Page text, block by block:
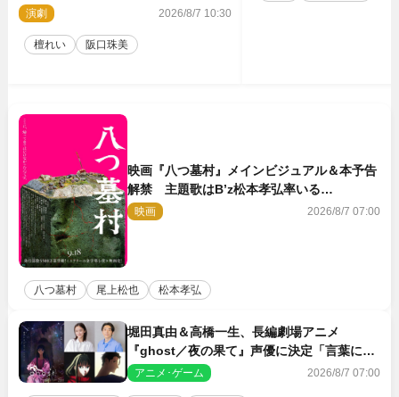
口珠美が語る「牡丹灯籠」の新たな魅
演劇 2026/8/7 10:30
檀れい 阪口珠美
映画『八つ墓村』メインビジュアル＆本予告
解禁 主題歌はB’z松本孝弘率いる
TMG「DOOM」に決定
映画 2026/8/7 07:00
八つ墓村 尾上松也 松本孝弘
堀田真由＆高橋一生、長編劇場アニメ
『ghost／夜の果て』声優に決定「言葉には
できない沢山の感情を思い出しました」
アニメ･ゲーム 2026/8/7 07:00